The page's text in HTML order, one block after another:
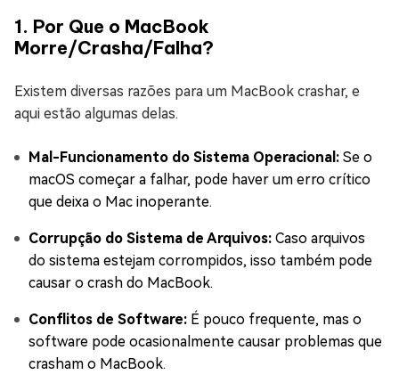
1. Por Que o MacBook
Morre/Crasha/Falha?
Existem diversas razões para um MacBook crashar, e
aqui estão algumas delas.
Mal-Funcionamento do Sistema Operacional: Se o
macOS começar a falhar, pode haver um erro crítico
que deixa o Mac inoperante.
Corrupção do Sistema de Arquivos: Caso arquivos
do sistema estejam corrompidos, isso também pode
causar o crash do MacBook.
Conflitos de Software: É pouco frequente, mas o
software pode ocasionalmente causar problemas que
crasham o MacBook.